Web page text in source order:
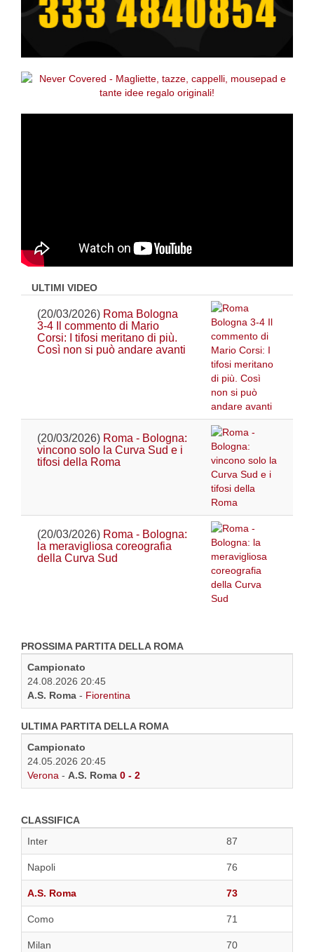
ULTIMI VIDEO
(20/03/2026) Roma Bologna
3-4 Il commento di Mario
Corsi: I tifosi meritano di più.
Così non si può andare avanti
(20/03/2026) Roma - Bologna:
vincono solo la Curva Sud e i
tifosi della Roma
(20/03/2026) Roma - Bologna:
la meravigliosa coreografia
della Curva Sud
PROSSIMA PARTITA DELLA ROMA
Campionato
24.08.2026 20:45
A.S. Roma - Fiorentina
ULTIMA PARTITA DELLA ROMA
Campionato
24.05.2026 20:45
Verona - A.S. Roma 0 - 2
CLASSIFICA
Inter
87
Napoli 76
A.S. Roma 73
Como 71
Milan 70